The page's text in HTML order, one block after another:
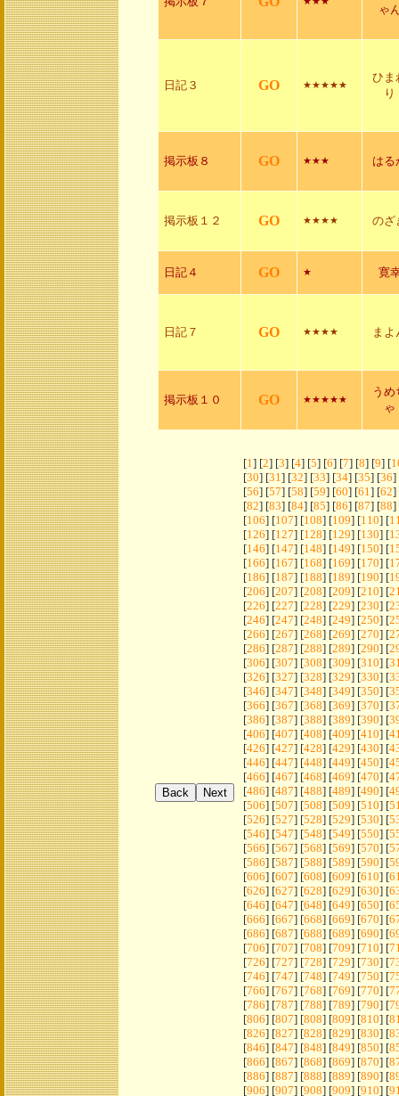
ゃ
日記３ GO ★★★★★
ひま
り
掲示板８ GO ★★★ はる
掲示板１２ GO ★★★★ のざ
日記４ GO ★ 寛
日記７ GO ★★★★ まよ
掲示板１０ GO ★★★★★
うめ
ゃ
[1 ] [2] [3] [4] [5] [6] [7] [8] [9] [
[30] [31 ] [32] [33] [34] [35] [36]
[56] [57] [58] [59] [60] [61 ] [62]
[82] [83] [84] [85] [86] [87] [88]
[106] [107] [108] [109] [110] [
[126] [127] [128] [129] [130] [
[146] [147] [148] [149] [150] [
[166] [167] [168] [169] [170] [
[186] [187] [188] [189] [190] [
[206] [207] [208] [209] [210] [
[226] [227] [228] [229] [230] [
[246] [247] [248] [249] [250] [
[266] [267] [268] [269] [270] [
[286] [287] [288] [289] [290] [
[306] [307] [308] [309] [310] [
[326] [327] [328] [329] [330] [
[346] [347] [348] [349] [350] [
[366] [367] [368] [369] [370] [
[386] [387] [388] [389] [390] [
[406] [407] [408] [409] [410] [
[426] [427] [428] [429] [430] [
[446] [447] [448] [449] [450] [
[466] [467] [468] [469] [470] [
[486] [487] [488] [489] [490] [
[506] [507] [508] [509] [510] [
[526] [527] [528] [529] [530] [
[546] [547] [548] [549] [550] [
[566] [567] [568] [569] [570] [
[586] [587] [588] [589] [590] [
[606] [607] [608] [609] [610] [
[626] [627] [628] [629] [630] [
[646] [647] [648] [649] [650] [
[666] [667] [668] [669] [670] [
[686] [687] [688] [689] [690] [
[706] [707] [708] [709] [710] [
[726] [727] [728] [729] [730] [
[746] [747] [748] [749] [750] [
[766] [767] [768] [769] [770] [
[786] [787] [788] [789] [790] [
[806] [807] [808] [809] [810] [
[826] [827] [828] [829] [830] [
[846] [847] [848] [849] [850] [
[866] [867] [868] [869] [870] [
[886] [887] [888] [889] [890] [
[906] [907] [908] [909] [910] [